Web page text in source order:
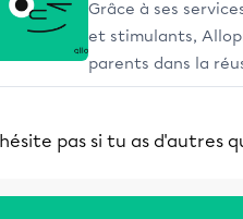
Grâce à ses
et stimulants,
parents dans la
pas si tu as d'autres